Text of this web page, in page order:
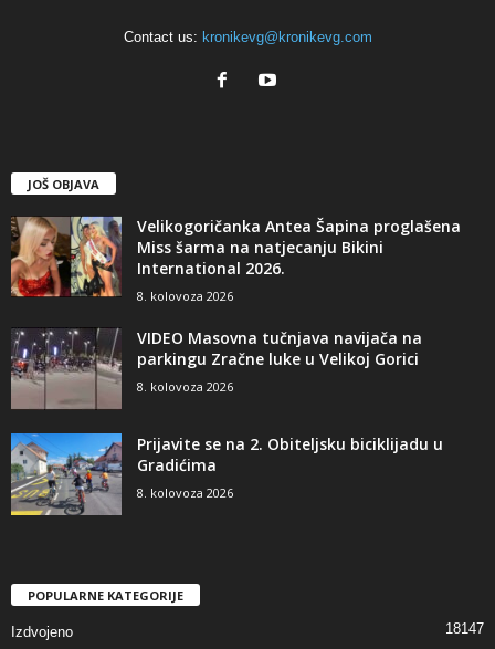
Contact us: kronikevg@kronikevg.com
JOŠ OBJAVA
Velikogoričanka Antea Šapina proglašena
Miss šarma na natjecanju Bikini
International 2026.
8. kolovoza 2026
VIDEO Masovna tučnjava navijača na
parkingu Zračne luke u Velikoj Gorici
8. kolovoza 2026
Prijavite se na 2. Obiteljsku biciklijadu u
Gradićima
8. kolovoza 2026
POPULARNE KATEGORIJE
Izdvojeno 18147